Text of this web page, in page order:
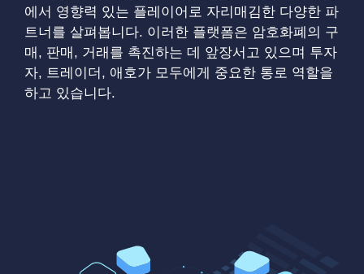
에서 영향력 있는 플레이어로 자리매김한 다양한 파
트너를 살펴봅니다. 이러한 플랫폼은 암호화폐의 구
매, 판매, 거래를 촉진하는 데 앞장서고 있으며 투자
자, 트레이더, 애호가 모두에게 중요한 통로 역할을
하고 있습니다.